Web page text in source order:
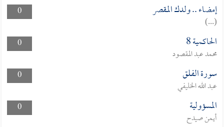
0
إمضاء .. ولدك المقصر
(...)
0
الحاكمية 8
محمد عبد المقصود
0
سورة الفلق
عبد الله الخليفي
0
المسؤولية
أيمن صيدح